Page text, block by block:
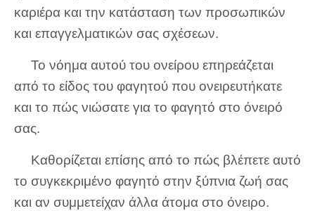
καριέρα και την κατάσταση των προσωπικών
και επαγγελματικών σας σχέσεων.
Το νόημα αυτού του ονείρου επηρεάζεται
από το είδος του φαγητού που ονειρευτήκατε
και το πώς νιώσατε για το φαγητό στο όνειρό
σας.
Καθορίζεται επίσης από το πώς βλέπετε αυτό
το συγκεκριμένο φαγητό στην ξύπνια ζωή σας
και αν συμμετείχαν άλλα άτομα στο όνειρο.